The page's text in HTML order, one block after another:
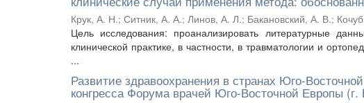
Крук, А. Н.; Ситник, А. А.; Линов, А. Л.; Бакановский, А. В.;
Цель исследования: проанализировать литературные
клинической практике, в частности, в травматологии и
...
Развитие здравоохранения в странах Юго-
конгресса Форума врачей Юго-Восточной Европы (г.